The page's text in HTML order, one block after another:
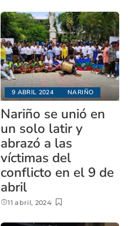
9 ABRIL 2024 NARIÑO
Nariño se unió en
un solo latir y
abrazó a las
víctimas del
conflicto en el 9 de
abril
11 abril, 2024